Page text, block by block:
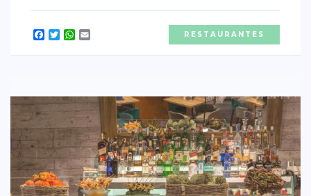
Facebook
Twitter
WhatsApp RESTAURANTES